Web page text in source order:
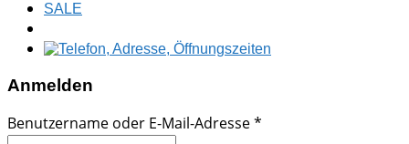
SALE
Anmelden
Benutzername oder E-Mail-Adresse*